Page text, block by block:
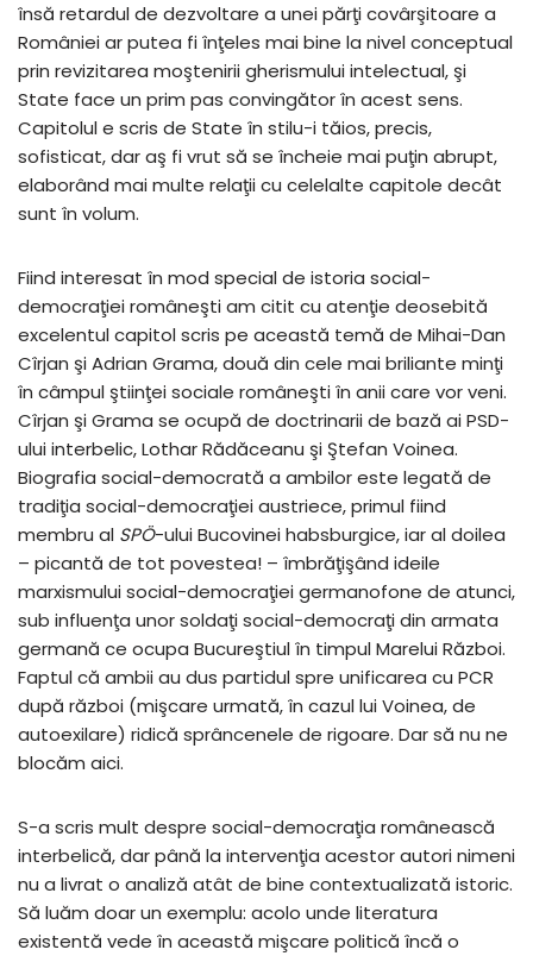
însă retardul de dezvoltare a unei părţi covârşitoare a
României ar putea fi înţeles mai bine la nivel conceptual
prin revizitarea moştenirii gherismului intelectual, şi
State face un prim pas convingător în acest sens.
Capitolul e scris de State în stilu-i tăios, precis,
sofisticat, dar aş fi vrut să se încheie mai puţin abrupt,
elaborând mai multe relaţii cu celelalte capitole decât
sunt în volum.
Fiind interesat în mod special de istoria social-
democraţiei româneşti am citit cu atenţie deosebită
excelentul capitol scris pe această temă de Mihai-Dan
Cîrjan şi Adrian Grama, două din cele mai briliante minţi
în câmpul ştiinţei sociale româneşti în anii care vor veni.
Cîrjan şi Grama se ocupă de doctrinarii de bază ai PSD-
ului interbelic, Lothar Rădăceanu şi Ştefan Voinea.
Biografia social-democrată a ambilor este legată de
tradiţia social-democraţiei austriece, primul fiind
membru al SPÖ-ului Bucovinei habsburgice, iar al doilea
– picantă de tot povestea! – îmbrăţişând ideile
marxismului social-democraţiei germanofone de atunci,
sub influenţa unor soldaţi social-democraţi din armata
germană ce ocupa Bucureştiul în timpul Marelui Război.
Faptul că ambii au dus partidul spre unificarea cu PCR
după război (mişcare urmată, în cazul lui Voinea, de
autoexilare) ridică sprâncenele de rigoare. Dar să nu ne
blocăm aici.
S-a scris mult despre social-democraţia românească
interbelică, dar până la intervenţia acestor autori nimeni
nu a livrat o analiză atât de bine contextualizată istoric.
Să luăm doar un exemplu: acolo unde literatura
existentă vede în această mişcare politică încă o